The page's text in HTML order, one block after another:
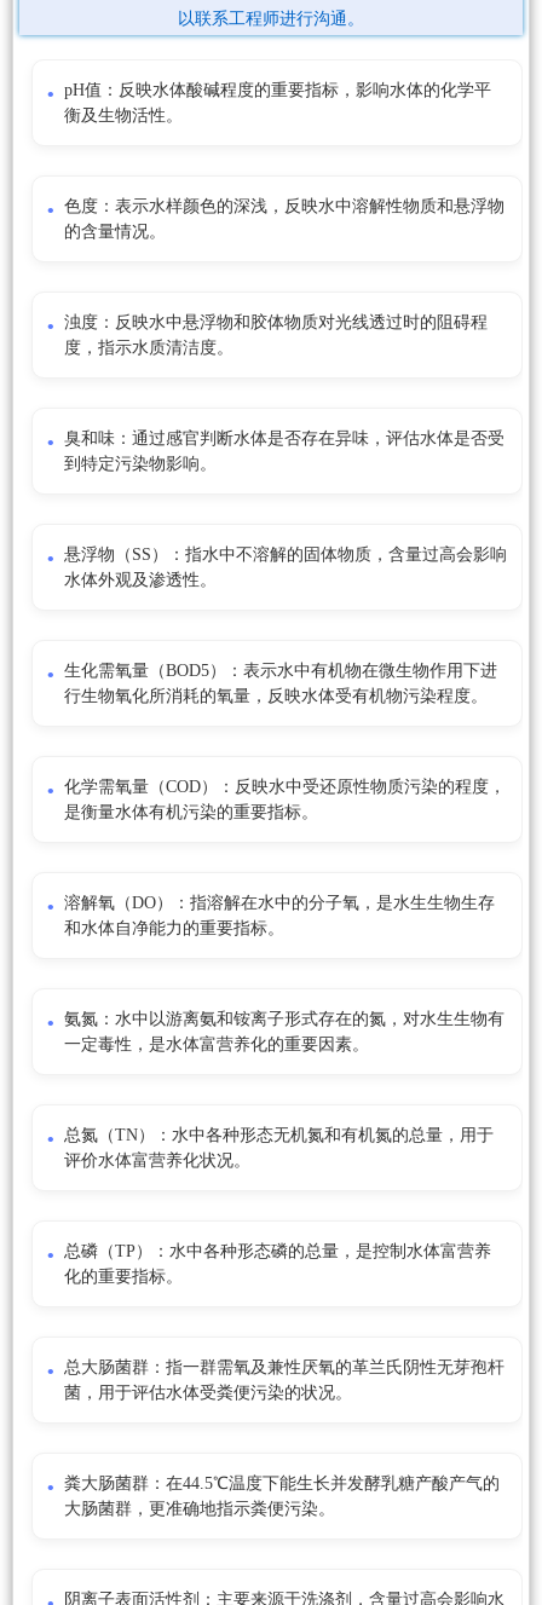
以联系工程师进行沟通。
pH值：反映水体酸碱程度的重要指标，影响水体的化学平
衡及生物活性。
色度：表示水样颜色的深浅，反映水中溶解性物质和悬浮物
的含量情况。
浊度：反映水中悬浮物和胶体物质对光线透过时的阻碍程
度，指示水质清洁度。
臭和味：通过感官判断水体是否存在异味，评估水体是否受
到特定污染物影响。
悬浮物（SS）：指水中不溶解的固体物质，含量过高会影响
水体外观及渗透性。
生化需氧量（BOD5）：表示水中有机物在微生物作用下进
行生物氧化所消耗的氧量，反映水体受有机物污染程度。
化学需氧量（COD）：反映水中受还原性物质污染的程度，
是衡量水体有机污染的重要指标。
溶解氧（DO）：指溶解在水中的分子氧，是水生生物生存
和水体自净能力的重要指标。
氨氮：水中以游离氨和铵离子形式存在的氮，对水生生物有
一定毒性，是水体富营养化的重要因素。
总氮（TN）：水中各种形态无机氮和有机氮的总量，用于
评价水体富营养化状况。
总磷（TP）：水中各种形态磷的总量，是控制水体富营养
化的重要指标。
总大肠菌群：指一群需氧及兼性厌氧的革兰氏阴性无芽孢杆
菌，用于评估水体受粪便污染的状况。
粪大肠菌群：在44.5℃温度下能生长并发酵乳糖产酸产气的
大肠菌群，更准确地指示粪便污染。
阴离子表面活性剂：主要来源于洗涤剂，含量过高会影响水